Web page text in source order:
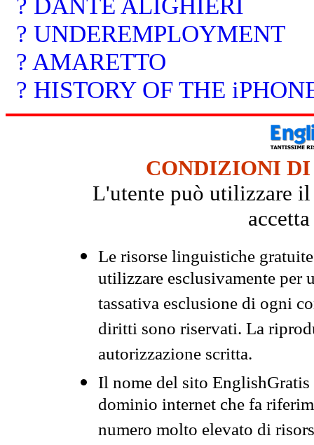
? DANTE ALIGHIERI
? UNDEREMPLOYMENT
? AMARETTO
? HISTORY OF THE
CONDIZIONI DI
L'utente può utilizzare il
Le risorse linguistiche
utilizzare esclusivamente per
tassativa esclusione di ogni
diritti sono riservati. La
autorizzazione scritta.
Il nome del sito
dominio internet che fa
numero molto elevato di